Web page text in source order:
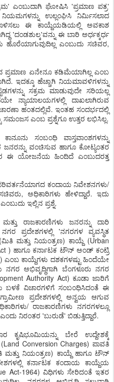
ಎಂಬುದಾಗಿ ಘೋಷಿಸಿ 'ಪ್ರಮಾಣ ಪತ್ರ'
ಉಲ್ಲಂಘಿಸಿ ನಿರ್ಮಿಸಲಾದ
ಈ ಕಾಯ್ದೆಯಡಿಯಲ್ಲಿ ಅವಕಾಶ
'ದಂಡಶುಲ್ಕ'ವನ್ನು ಈ ಬಾರಿ ಅರ್ಧಕ್ಕರ್ಧ
ಹೊರೆಯಾಗುವುದಿಲ್ಲ ಎಂಬುದು ಸಚಿವರ,
ಪ್ರಮಾಣ ಏನೇನೂ ಕಡಿಮೆಯಾಗಿಲ್ಲ ಎಂಬ
ಇದಕ್ಕೂ ಹೆಚ್ಚಾಗಿ ನಿಯಮಾವಳಿಗಳನ್ನು
ಸಕ್ರಮ ಮಾಡುವುದೇ ಸರಿಯಲ್ಲ
ನ್ಯಾಯಾಲಯಗಳಲ್ಲಿ ದಾಖಲಾಗಿರುವ
ಹಂತದಲ್ಲಿವೆ. ಇಂತಹ ಸಂದರ್ಭದಲ್ಲಿ
ಎಂಬ ಪ್ರಶ್ನೆಗೂ ಉತ್ತರ ಲಭಿಸಿಲ್ಲ.
ಸಂಬಂಧಿ ವಾಸ್ತವಾಂಶಗಳನ್ನು
ವಂಚಿಸುವ ಹಾಗೂ ಕೋಟ್ಯಂತರ
ಈ ಯೋಜನೆಯ ಹಿಂದಿದೆ ಎಂಬುದರತ್ತ
ಕಂದಾಯ ನಿವೇಶನಗಳು/
ಅಧಿಕಾರಿಗಳು ಹೇಳಿದ್ದಾರೆ. ಇದು
ಇಲ್ಲಿನ ಪ್ರಶ್ನೆ.
ರಾಜಕಾರಣಿಗಳು ಜನರನ್ನು ದಾರಿ
ನಗರ ಪ್ರದೇಶಗಳಲ್ಲಿ 'ನಗರಗಳ ವ್ಯವಸ್ಥಿತ
ಮತ್ತು ನಿಯಂತ್ರಣ) ಕಾಯ್ದೆ (Urban
) ಹಾಗೂ ಕರ್ನಾಟಕ ಟೌನ್ ಅಂಡ್ ಕಂಟ್ರಿ
ಎಂಬ ಕಾಯ್ದೆಗಳು ದಶಕಗಳಷ್ಟು ಹಿಂದೆಯೇ
ಅಭಿವೃದ್ಧಿಗಾಗಿ ಬೆಂಗಳೂರು ನಗರ
Authority Act) ಕೂಡಾ ಜಾರಿಗೆ
ಬಳಕೆ ವಿಚಾರಗಳಿಗೆ ಸಂಬಂಧಿಸಿದಂತೆ ಈ
ಪ್ರದೇಶಗಳಲ್ಲಿ ಅನ್ವಯ ಆಗುವ
ರಾಜಕಾರಣಿಗಳು ನಗರಗಳಲ್ಲೂ
ನಿರಂತರ 'ಬುರುಡೆ' ಬಿಡುತ್ತಿದ್ದಾರೆ.
ಕೃಷಿಭೂಮಿಯನ್ನು ಬೇರೆ ಉದ್ದೇಶಕ್ಕೆ
Conversion Charges) ಪಾವತಿ
ನಿಯಂತ್ರಣ) ಕಾಯ್ದೆ ಹಾಗೂ ಟೌನ್
ಕರ್ನಾಟಕ ಕಂದಾಯ ಕಾಯ್ದೆಯ
Act-1964) ವಿಧಿಗಳು ಸೇರಿದಂತೆ ಇತರ